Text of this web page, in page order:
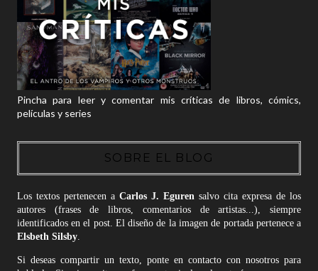
Pincha para leer y comentar mis críticas de libros, cómics,
películas y series
SOBRE EL BLOG
Los textos pertenecen a Carlos J. Egurensalvo cita expresa de los
autores (frases de libros, comentarios de artistas...), siempre
identificados en el post. El diseño de la imagen de portada pertenece a
Elsbeth Silsby.
Si deseas compartir un texto, ponte en contacto con nosotros para